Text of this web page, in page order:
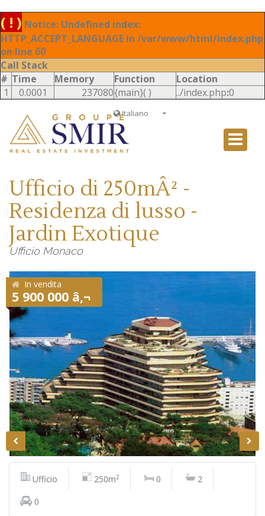
( ! ) Notice: Undefined index:
HTTP_ACCEPT_LANGUAGE in /var/www/html/index.php
on line 60
Call Stack
# Time Memory Function
Location
1
0.0001 237080{main}( ) ../index.php:0
Italiano
Italiano
Ufficio di 250mÂ² -
Residenza di lusso -
Jardin Exotique
Ufficio Monaco
In vendita
5 900 000 â‚¬
Ufficio 250m2 0
2
0